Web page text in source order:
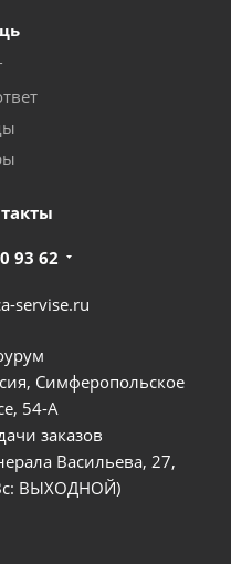
93 62
servise.ru
Симферопольское
54-А
заказов
Васильева, 27,
ВЫХОДНОЙ)